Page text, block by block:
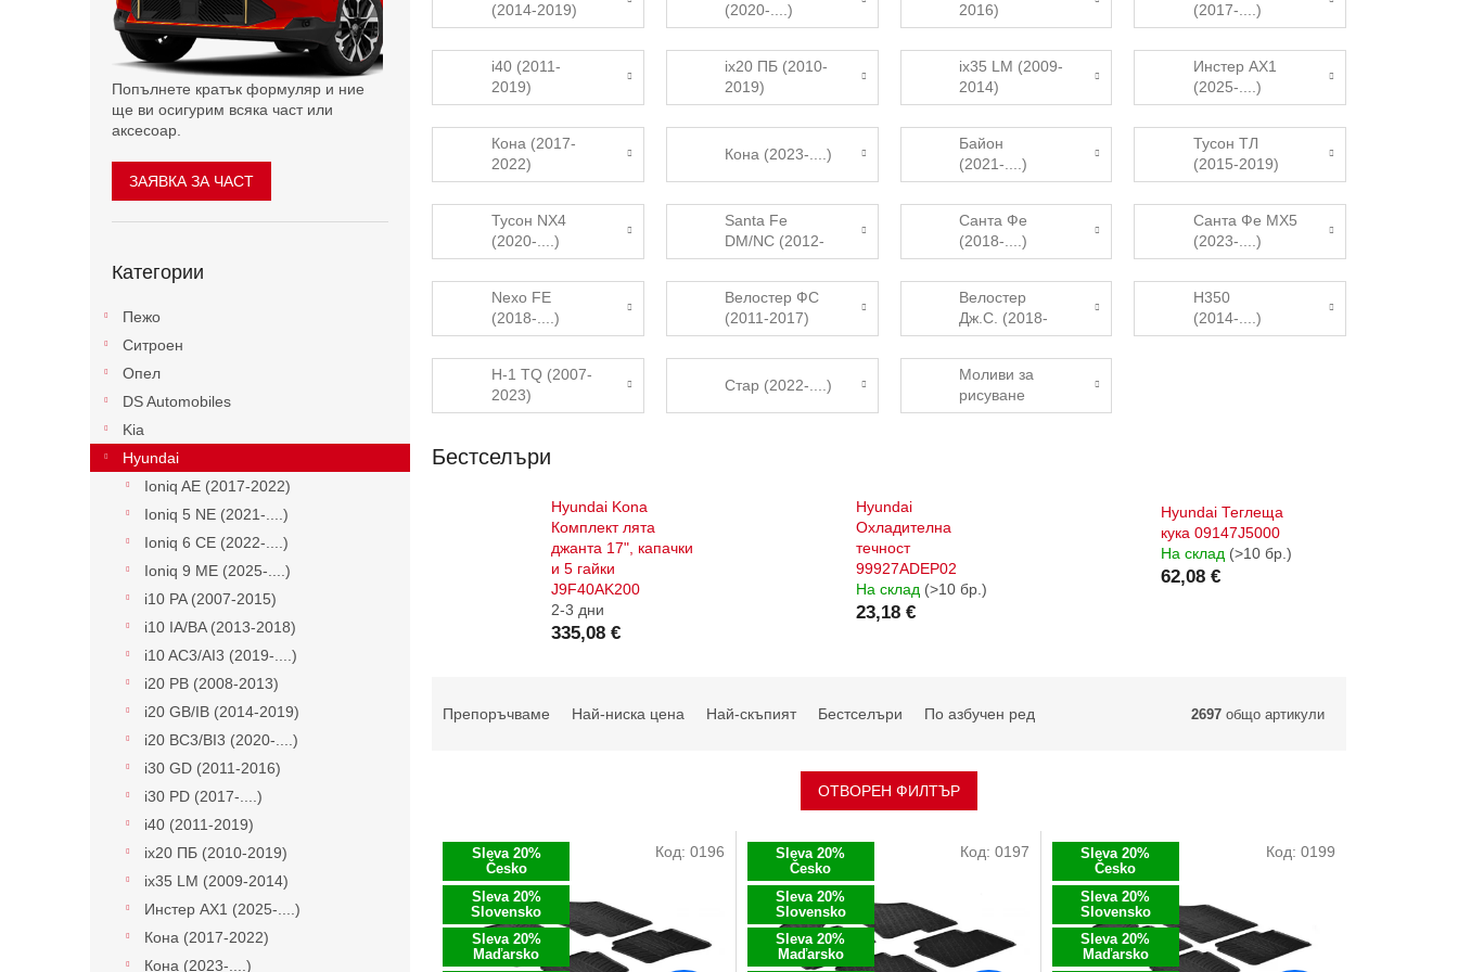
Попълнете кратък формуляр и ние
ще ви осигурим всяка част или
аксесоар.
ЗАЯВКА ЗА ЧАСТ
на
Категории
Пежо
Ситроен
Опел
DS Automobiles
Kia
Hyundai
Ioniq AE (2017-2022)
Ioniq 5 NE (2021-....)
Ioniq 6 CE (2022-....)
Ioniq 9 ME (2025-....)
i10 PA (2007-2015)
i10 IA/BA (2013-2018)
i10 AC3/AI3 (2019-....)
i20 PB (2008-2013)
i20 GB/IB (2014-2019)
i20 BC3/BI3 (2020-....)
i30 GD (2011-2016)
i30 PD (2017-....)
i40 (2011-2019)
ix20 ПБ (2010-2019)
ix35 LM (2009-2014)
Инстер AX1 (2025-....)
Кона (2017-2022)
Кона (2023-....)
(2014-2019)
(2020-....)
2016)
(2017-....)
i40 (2011-
2019)
ix20 ПБ (2010-
2019)
ix35 LM (2009-
2014)
Инстер AX1
(2025-....)
Кона (2017-
2022)
Кона (2023-....)
Байон
(2021-....)
Тусон ТЛ
(2015-2019)
Тусон NX4
(2020-....)
Santa Fe
DM/NC (2012-
2017)
Санта Фе
(2018-....)
Санта Фе MX5
(2023-....)
Nexo FE
(2018-....)
Велостер ФС
(2011-2017)
Велостер
Дж.С. (2018-
2022)
H350
(2014-....)
H-1 TQ (2007-
2023)
Стар (2022-....)
Моливи за
рисуване
Hyundai
Бестселъри
Hyundai Kona
Комплект лята
джанта 17", капачки
и 5 гайки
J9F40AK200
2-3 дни
335,08 €
Hyundai
Охладителна
течност
99927ADEP02
На склад (>10 бр.)
23,18 €
Hyundai Теглеща
кука 09147J5000
На склад (>10 бр.)
62,08 €
Препоръчваме Най-ниска цена Най-скъпият Бестселъри По азбучен ред 2697 общо артикули
ОТВОРЕН ФИЛТЪР
С
Sleva 20%
Česko
Sleva 20%
Slovensko
Sleva 20%
Maďarsko
Код: 0196
Sleva 20%
Česko
Sleva 20%
Slovensko
Sleva 20%
Maďarsko
Код: 0197
Sleva 20%
Česko
Sleva 20%
Slovensko
Sleva 20%
Maďarsko
Код: 0199